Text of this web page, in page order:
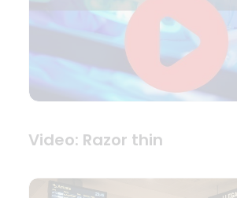
Video: Razor thin